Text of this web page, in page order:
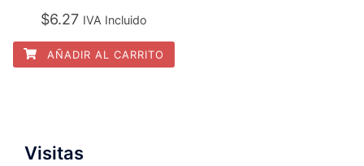
$6.27 IVA Incluido
AÑADIR AL CARRITO
Visitas